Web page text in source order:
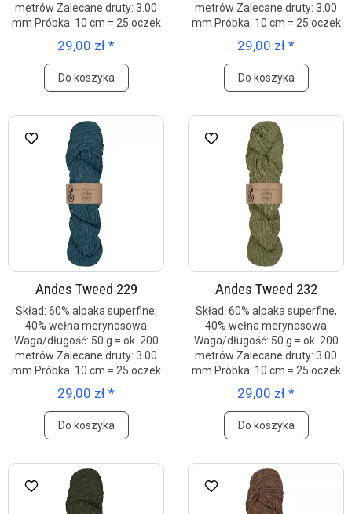
metrów Zalecane druty: 3.00
mm Próbka: 10 cm = 25 oczek
29,00 zł *
Do koszyka
metrów Zalecane druty: 3.00
mm Próbka: 10 cm = 25 oczek
29,00 zł *
Do koszyka
Andes Tweed 229
Skład: 60% alpaka superfine,
40% wełna merynosowa
Waga/długość: 50 g = ok. 200
metrów Zalecane druty: 3.00
mm Próbka: 10 cm = 25 oczek
29,00 zł *
Do koszyka
Andes Tweed 232
Skład: 60% alpaka superfine,
40% wełna merynosowa
Waga/długość: 50 g = ok. 200
metrów Zalecane druty: 3.00
mm Próbka: 10 cm = 25 oczek
29,00 zł *
Do koszyka